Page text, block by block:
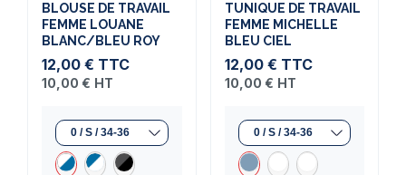
BLOUSE DE TRAVAIL
FEMME LOUANE
BLANC/BLEU ROY
12,00 € TTC
10,00 € HT
TUNIQUE DE TRAVAIL
FEMME MICHELLE
BLEU CIEL
12,00 € TTC
10,00 € HT